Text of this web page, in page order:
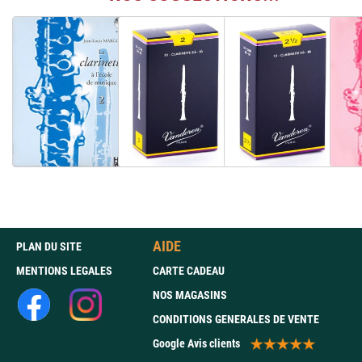
PLAN DU SITE
MENTIONS LEGALES
AIDE
CARTE CADEAU
NOS MAGASINS
CONDITIONS GENERALES DE VENTE
Google Avis clients